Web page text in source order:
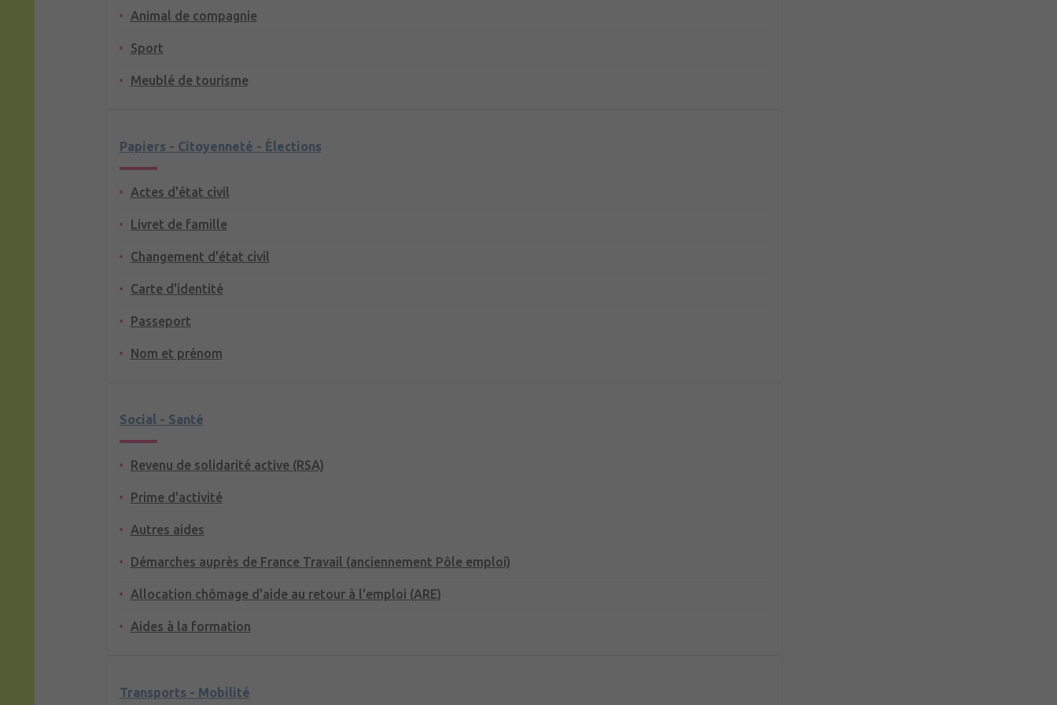
Animal de compagnie
Sport
Meublé de tourisme
Papiers - Citoyenneté - Élections
Actes d'état civil
Livret de famille
Changement d'état civil
Carte d'identité
Passeport
Nom et prénom
Social - Santé
Revenu de solidarité active (RSA)
Prime d'activité
Autres aides
Démarches auprès de France Travail (anciennement Pôle emploi)
Allocation chômage d'aide au retour à l'emploi (ARE)
Aides à la formation
Transports - Mobilité